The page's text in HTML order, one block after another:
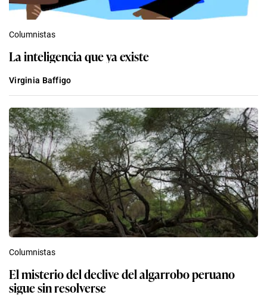
Columnistas
La inteligencia que ya existe
Virginia Baffigo
Columnistas
El misterio del declive del algarrobo peruano
sigue sin resolverse